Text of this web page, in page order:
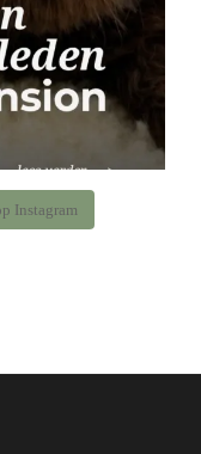
Instagram